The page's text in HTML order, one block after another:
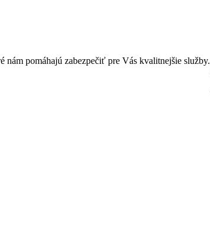
pomáhajú zabezpečiť pre Vás kvalitnejšie služby.